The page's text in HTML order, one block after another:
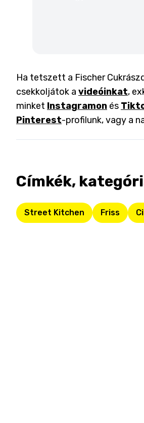
Ha tetszett a Fischer
csekkoljátok a videóinkat,
minket Instagramon és
Pinterest-profilunk, vagy a
Címkék,
Street Kitchen Friss